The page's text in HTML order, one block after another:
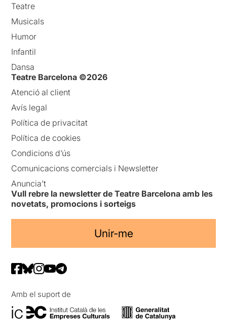
Teatre
Musicals
Humor
Infantil
Dansa
Teatre Barcelona ©2026
Atenció al client
Avís legal
Política de privacitat
Política de cookies
Condicions d’ús
Comunicacions comercials i Newsletter
Anuncia’t
Vull rebre la newsletter de Teatre Barcelona amb les
novetats, promocions i sorteigs
Unir-me
Amb el suport de